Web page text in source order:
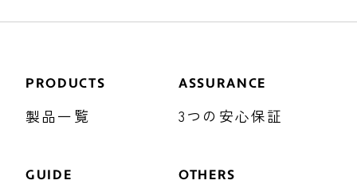
PRODUCTS
製品一覧
ASSURANCE
3つの安心保証
GUIDE OTHERS